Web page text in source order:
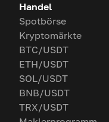
Handel
Spotbörse
Kryptomärkte
BTC/USDT
ETH/USDT
SOL/USDT
BNB/USDT
TRX/USDT